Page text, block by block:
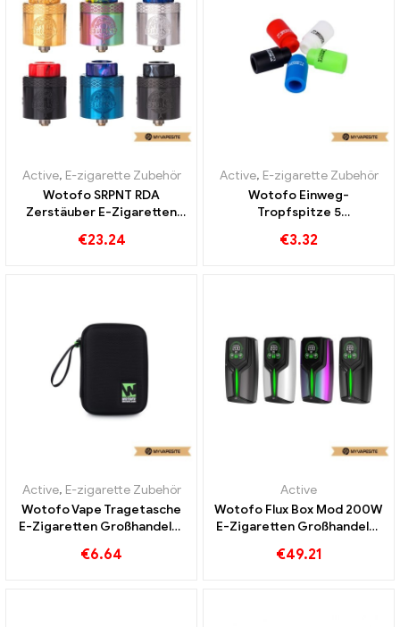
Active, E-zigarette Zubehör
Wotofo SRPNT RDA
Zerstäuber E-Zigaretten
€23.24
Active, E-zigarette Zubehör
Wotofo Einweg-
Tropfspitze 5
Zigaretten Großhandel丨
€3.32
Active, E-zigarette Zubehör
Wotofo Vape Tragetasche
E-Zigaretten Großhandel丨
€6.64
Active
Wotofo Flux Box Mod 200W
E-Zigaretten Großhandel丨
€49.21